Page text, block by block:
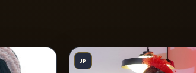
JP